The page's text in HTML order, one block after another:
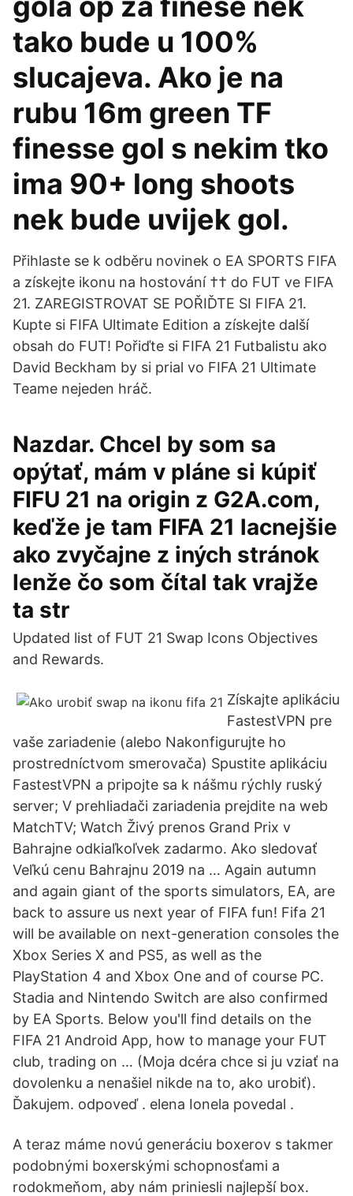
tako bude u 100%
slucajeva. Ako je na
rubu 16m green TF
finesse gol s nekim tko
ima 90+ long shoots
nek bude uvijek gol.
Přihlaste se k odběru novinek o EA SPORTS FIFA
a získejte ikonu na hostování †† do FUT ve FIFA
21. ZAREGISTROVAT SE POŘIĎTE SI FIFA 21.
Kupte si FIFA Ultimate Edition a získejte další
obsah do FUT! Pořiďte si FIFA 21 Futbalistu ako
David Beckham by si prial vo FIFA 21 Ultimate
Teame nejeden hráč.
Nazdar. Chcel by som sa
opýtať, mám v pláne si kúpiť
FIFU 21 na origin z G2A.com,
keďže je tam FIFA 21 lacnejšie
ako zvyčajne z iných stránok
lenže čo som čítal tak vrajže
ta str
Updated list of FUT 21 Swap Icons Objectives
and Rewards.
Získajte aplikáciu
FastestVPN pre
vaše zariadenie (alebo Nakonfigurujte ho
prostredníctvom smerovača) Spustite aplikáciu
FastestVPN a pripojte sa k nášmu rýchly ruský
server; V prehliadači zariadenia prejdite na web
MatchTV; Watch Živý prenos Grand Prix v
Bahrajne odkiaľkoľvek zadarmo. Ako sledovať
Veľkú cenu Bahrajnu 2019 na … Again autumn
and again giant of the sports simulators, EA, are
back to assure us next year of FIFA fun! Fifa 21
will be available on next-generation consoles the
Xbox Series X and PS5, as well as the
PlayStation 4 and Xbox One and of course PC.
Stadia and Nintendo Switch are also confirmed
by EA Sports. Below you'll find details on the
FIFA 21 Android App, how to manage your FUT
club, trading on … (Moja dcéra chce si ju vziať na
dovolenku a nenašiel nikde na to, ako urobiť).
Ďakujem. odpoveď . elena Ionela povedal .
A teraz máme novú generáciu boxerov s takmer
podobnými boxerskými schopnosťami a
rodokmeňom, aby nám priniesli najlepší box.